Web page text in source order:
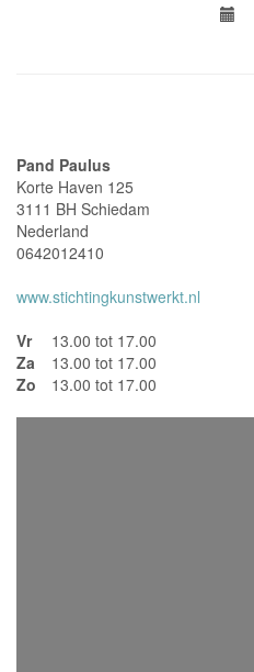
Pand Paulus
Korte Haven 125
3111 BH Schiedam
Nederland
0642012410
www.stichtingkunstwerkt.nl
Vr
13.00 tot 17.00
Za
13.00 tot 17.00
Zo
13.00 tot 17.00